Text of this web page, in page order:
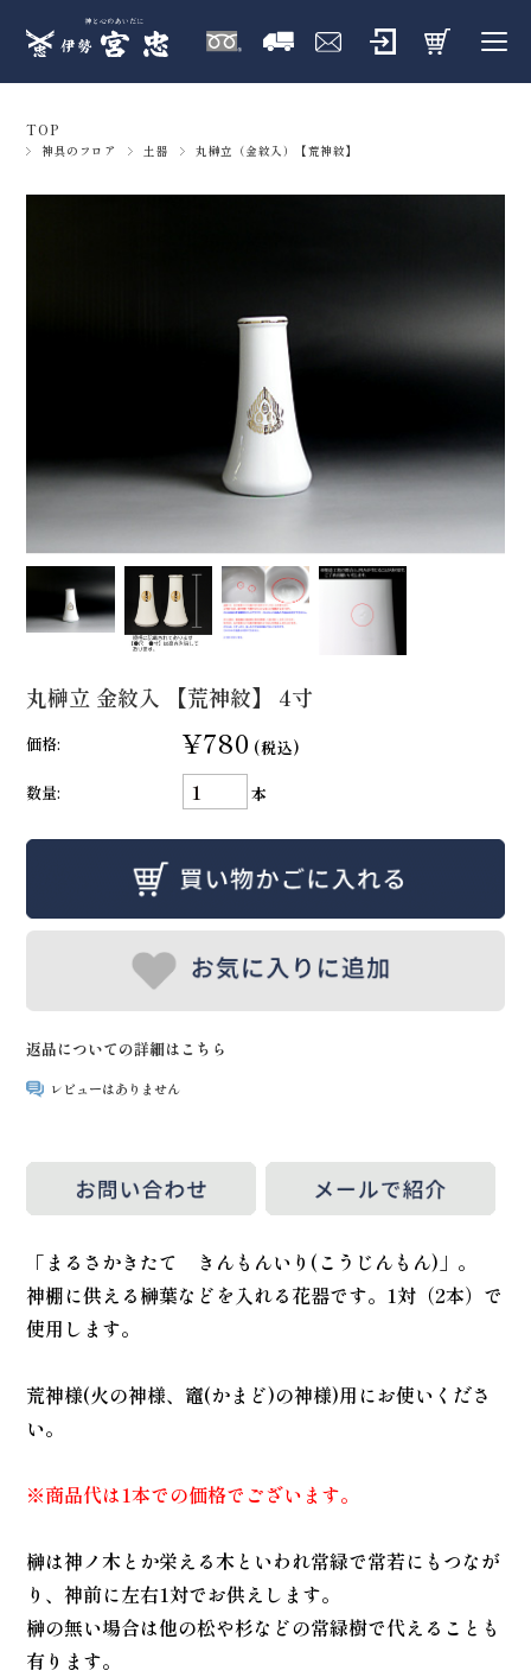
TOP
神具のフロア 土器 丸榊立（金紋入）【荒神紋】
丸榊立 金紋入 【荒神紋】 4寸
価格: ¥780 (税込)
数量:
本
返品についての詳細はこちら
レビューはありません
「まるさかきたて きんもんいり(こうじんもん)」。
神棚に供える榊葉などを入れる花器です。1対（2本）で
使用します。
荒神様(火の神様、竈(かまど)の神様)用にお使いくださ
い。
※商品代は1本での価格でございます。
榊は神ノ木とか栄える木といわれ常緑で常若にもつなが
り、神前に左右1対でお供えします。
榊の無い場合は他の松や杉などの常緑樹で代えることも
有ります。